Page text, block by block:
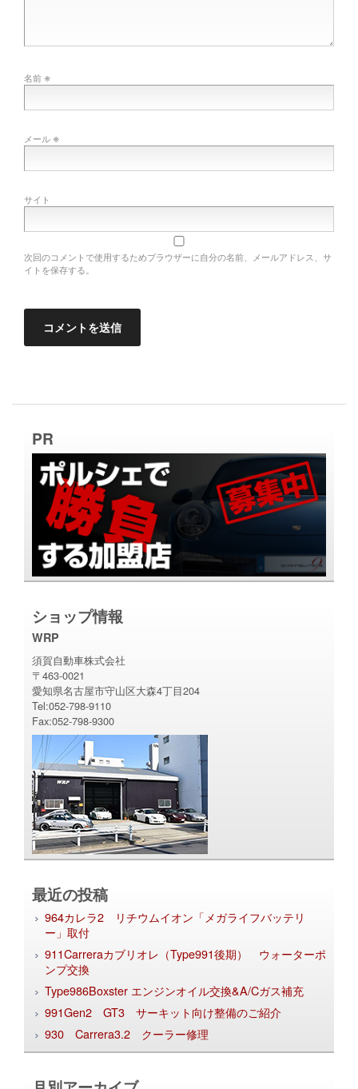
名前※
メール※
サイト
次回のコメントで使用するためブラウザーに自分の名前、メールアドレス、サ
イトを保存する。
PR
ショップ情報
WRP
須賀自動車株式会社
〒463-0021
愛知県名古屋市守山区大森4丁目204
Tel:052-798-9110
Fax:052-798-9300
最近の投稿
964カレラ2 リチウムイオン「メガライフバッテリ
ー」取付
911Carreraカブリオレ（Type991後期） ウォーターポ
ンプ交換
Type986Boxster エンジンオイル交換&A/Cガス補充
991Gen2 GT3 サーキット向け整備のご紹介
930 Carrera3.2 クーラー修理